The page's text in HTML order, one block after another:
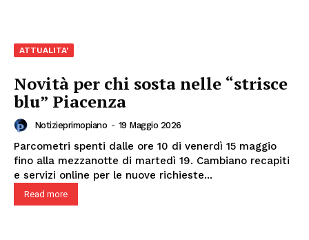
ATTUALITA'
Novità per chi sosta nelle “strisce
blu” Piacenza
Notizieprimopiano - 19 Maggio 2026
Parcometri spenti dalle ore 10 di venerdì 15 maggio
fino alla mezzanotte di martedì 19. Cambiano recapiti
e servizi online per le nuove richieste...
Read more